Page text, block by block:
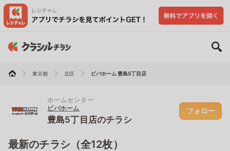
東京都 北区 ビバホーム 豊島5丁目店
ホームセンター
ビバホーム
豊島5丁目店のチラシ
フォロー
最新のチラシ（全12枚）